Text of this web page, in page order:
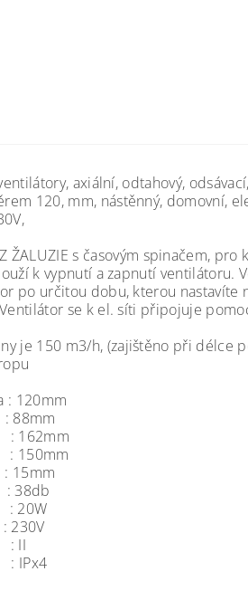
axiální, odtahový,
120, mm, nástěnný, domovní,
ŽALUZIE s časovým spinačem,
k vypnutí a zapnutí
po určitou dobu, kterou
se k el. síti připojuje
je 150 m3/h, (zajištěno při délce
: 120mm
88mm
II